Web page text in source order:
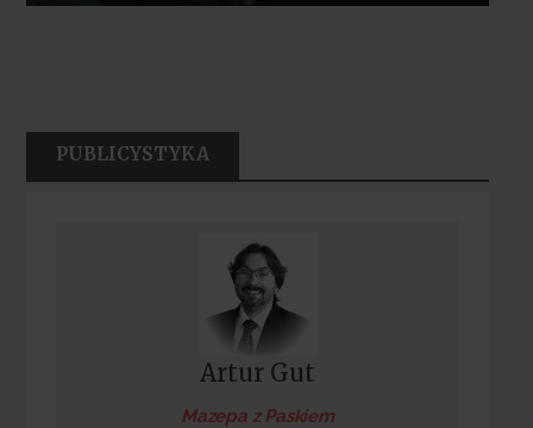
PUBLICYSTYKA
Artur Gut
Mazepa z Paskiem